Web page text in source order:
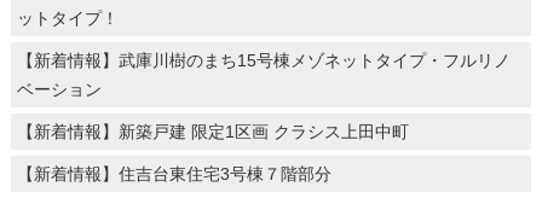
ットタイプ！
【新着情報】武庫川樹のまち15号棟メゾネットタイプ・フルリノ
ベーション
【新着情報】新築戸建 限定1区画 クラシス上田中町
【新着情報】住吉台東住宅3号棟７階部分